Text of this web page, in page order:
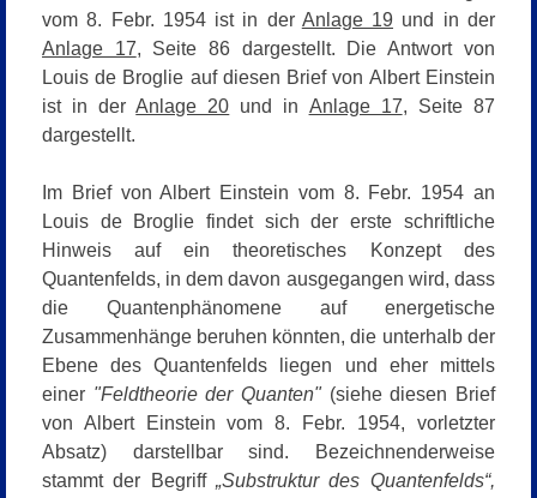
vom 8. Febr. 1954 ist in der Anlage 19 und in der
Anlage 17, Seite 86 dargestellt. Die Antwort von
Louis de Broglie auf diesen Brief von Albert Einstein
ist in derAnlage 20 und in Anlage 17, Seite 87
dargestellt.
Im Brief von Albert Einstein vom 8. Febr. 1954 an
Louis de Broglie findet sich der erste schriftliche
Hinweis auf ein theoretisches Konzept des
Quantenfelds, in dem davon ausgegangen wird, dass
die Quantenphänomene auf energetische
Zusammenhänge beruhen könnten, die unterhalb der
Ebene des Quantenfelds liegen und eher mittels
einer "Feldtheorie der Quanten"(siehe diesen Brief
von Albert Einstein vom 8. Febr. 1954, vorletzter
Absatz) darstellbar sind. Bezeichnenderweise
stammt der Begriff„Substruktur des Quantenfelds“,